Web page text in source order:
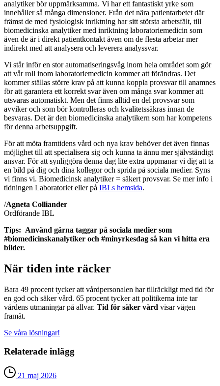
analytiker bör uppmärksamma. Vi har ett fantastiskt yrke som
innehåller så många dimensioner. Från det nära patientarbetet där
främst de med fysiologisk inriktning har sitt största arbetsfält, till
biomedicinska analytiker med inriktning laboratoriemedicin som
även de är i direkt patientkontakt även om de flesta arbetar mer
indirekt med att analysera och leverera analyssvar.
Vi står inför en stor automatiseringsvåg inom hela området som gör
att vår roll inom laboratoriemedicin kommer att förändras. Det
kommer ställas större krav på att kunna koppla provsvar till anamnes
för att garantera ett korrekt svar även om många svar kommer att
utsvaras automatiskt. Men det finns alltid en del provsvar som
avviker och som bör kontrolleras och kvalitetssäkras innan de
besvaras. Det är den biomedicinska analytikern som har kompetens
för denna arbetsuppgift.
För att möta framtidens vård och nya krav behöver det även finnas
möjlighet till att specialisera sig och kunna ta ännu mer självständigt
ansvar. För att synliggöra denna dag lite extra uppmanar vi dig att ta
en bild på dig och dina kollegor och sprida på sociala medier. Syns
vi finns vi. Biomedicinsk analytiker = säkert provsvar. Se mer info i
tidningen Laboratoriet eller på IBLs hemsida.
/Agneta Colliander
Ordförande IBL
Tips: Använd gärna taggar på sociala medier som
#biomedicinskanalytiker och #minyrkesdag så kan vi hitta era
bilder.
När tiden inte räcker
Bara 49 procent tycker att vårdpersonalen har tillräckligt med tid för
en god och säker vård. 65 procent tycker att politikerna inte tar
vårdens utmaningar på allvar. Tid för säker vård visar vägen
framåt.
Se våra lösningar!
Relaterade inlägg
21 maj 2026